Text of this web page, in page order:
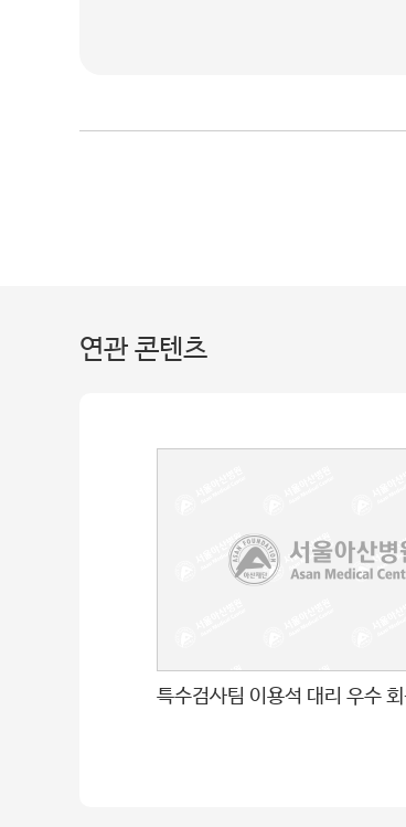
연관 콘텐츠
특수검사팀 이용석 대리 우수